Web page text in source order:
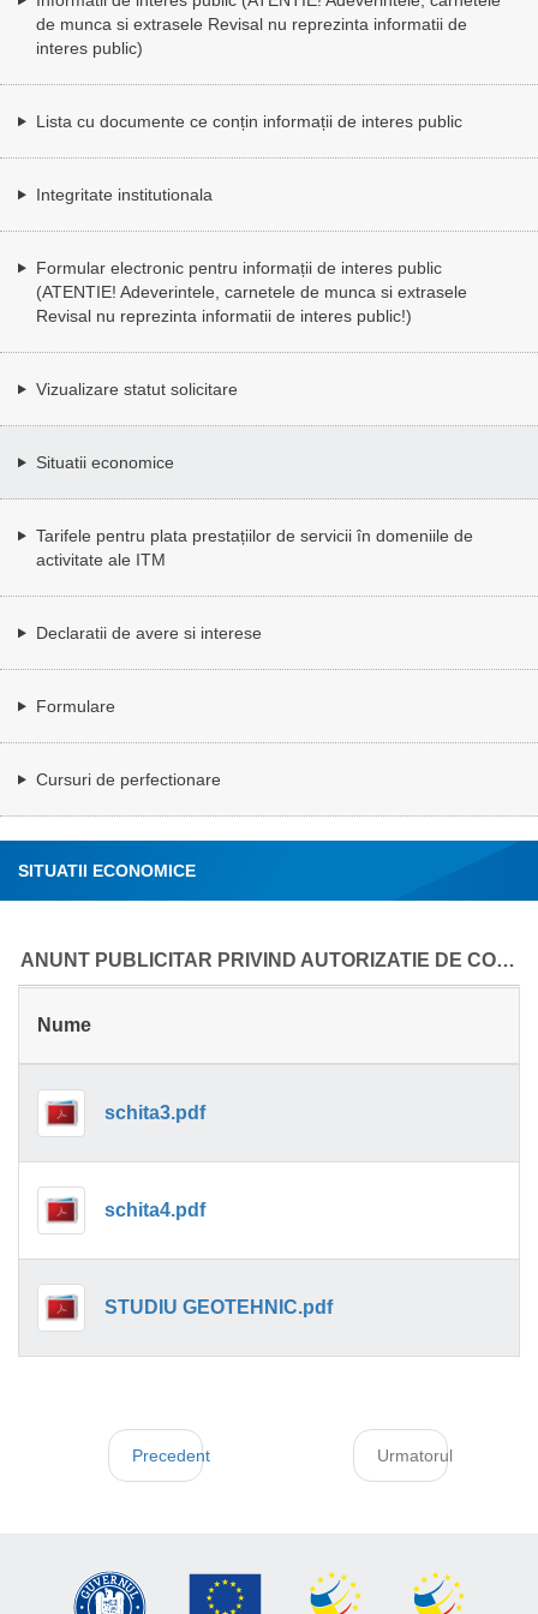
de munca si extrasele Revisal nu reprezinta informatii de
interes public)
Lista cu documente ce conțin informații de interes public
Integritate institutionala
Formular electronic pentru informații de interes public
(ATENTIE! Adeverintele, carnetele de munca si extrasele
Revisal nu reprezinta informatii de interes public!)
Vizualizare statut solicitare
Situatii economice
Tarifele pentru plata prestațiilor de servicii în domeniile de
activitate ale ITM
Declaratii de avere si interese
Formulare
Cursuri de perfectionare
SITUATII ECONOMICE
ANUNT PUBLICITAR PRIVIND AUTORIZATIE DE CONSTRUCTIE 2023
Nume
schita3.pdf
schita4.pdf
STUDIU GEOTEHNIC.pdf
Precedent Urmatorul